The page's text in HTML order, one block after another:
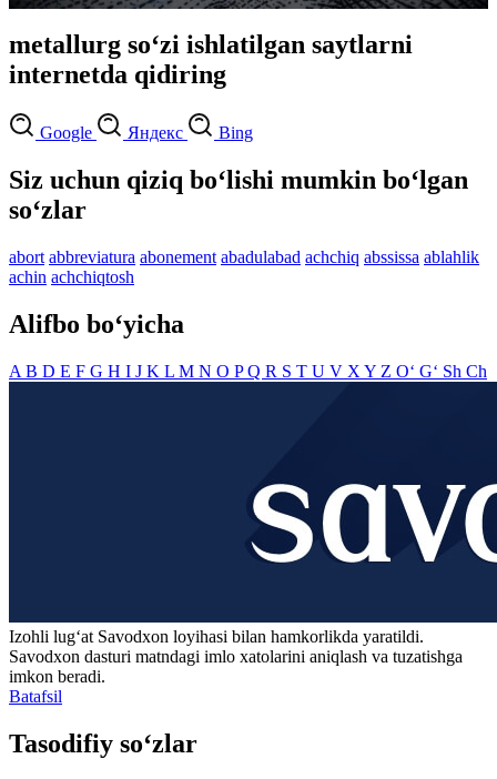
metallurg so‘zi ishlatilgan saytlarni
internetda qidiring
Google Яндекс Bing
Siz uchun qiziq bo‘lishi mumkin bo‘lgan
so‘zlar
abort abbreviatura abonement abadulabad achchiq abssissa ablahlik
achin achchiqtosh
Alifbo bo‘yicha
A B D E F G H I J K L M N O PQ R S T U V X Y Z O‘ G‘ Sh Ch
Izohli lugʻat Savodxon loyihasi bilan hamkorlikda yaratildi.
Savodxon dasturi matndagi imlo xatolarini aniqlash va tuzatishga
imkon beradi.
Batafsil
Tasodifiy so‘zlar